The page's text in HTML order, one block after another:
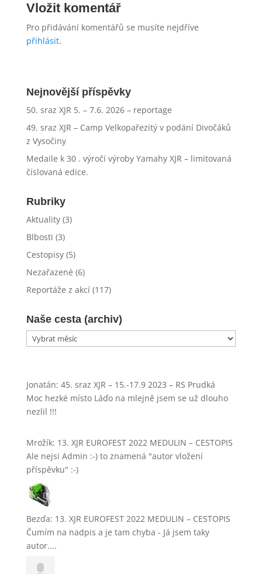
Vložit komentář
Pro přidávání komentářů se musíte nejdříve
přihlásit.
Nejnovější příspěvky
50. sraz XJR 5. – 7.6. 2026 – reportage
49. sraz XJR – Camp Velkopařezitý v podání Divočáků
z Vysočiny
Medaile k 30 . výročí výroby Yamahy XJR – limitovaná
číslovaná edice.
Rubriky
Aktuality(3)
Blbosti (3)
Cestopisy(5)
Nezařazené (6)
Reportáže z akcí(117)
Naše cesta (archiv)
Naše
cesta
Jonatán: 45. sraz XJR – 15.-17.9 2023 – RS Prudká
Moc hezké místo Láďo na mlejně jsem se už dlouho
nezlil !!!
Mrožík: 13. XJR EUROFEST 2022 MEDULIN – CESTOPIS
Ale nejsi Admin :-) to znamená "autor vložení
příspěvku" :-)
Bezďa: 13. XJR EUROFEST 2022 MEDULIN – CESTOPIS
Čumím na nadpis a je tam chyba - Já jsem taky
autor....